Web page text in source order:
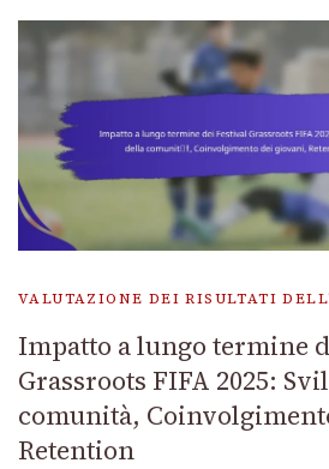
VALUTAZIONE DEI RISULTATI
Impatto a lungo termine
Grassroots FIFA 2025:
comunità,
Retention